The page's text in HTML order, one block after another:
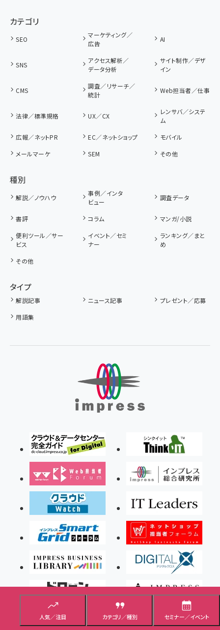
人気／注目 カテゴリ／種別 セミナー／イベント
カテゴリ
SEO
マーケティング／
広告
AI
SNS
アクセス解析／
データ分析
サイト制作／デザ
イン
CMS
調査／リサーチ／
統計
Web担当者／仕事
法律／標準規格 UX／CX
レンサバ／システ
ム
広報／ネットPR
EC／ネットショップ
モバイル
メールマーケ
SEM その他
種別
解説／ノウハウ
事例／インタ
ビュー
調査データ
書評 コラム
マンガ/小説
便利ツール／サー
ビス
イベント／セミ
ナー
ランキング／まと
め
その他
タイプ
解説記事 ニュース記事
プレゼント／応募
用語集